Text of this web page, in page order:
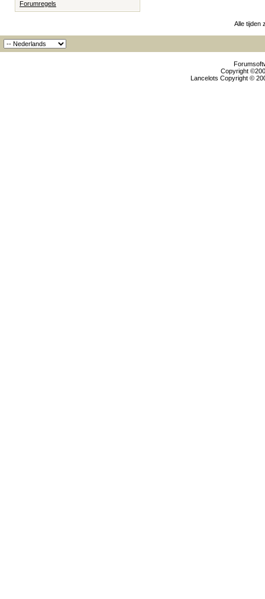
Forumregels
Alle tijden
Copyright
Lancelots Copyright ©